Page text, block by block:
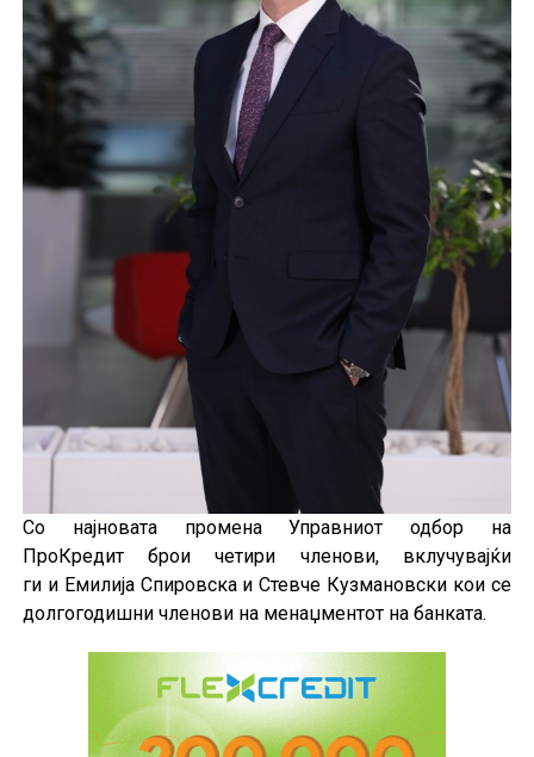
Со најновата промена Управниот одбор на
ПроКредит брои четири членови, вклучувајќи
ги и Емилија Спировска и Стевче Кузмановски кои се
долгогодишни членови на менаџментот на банката.